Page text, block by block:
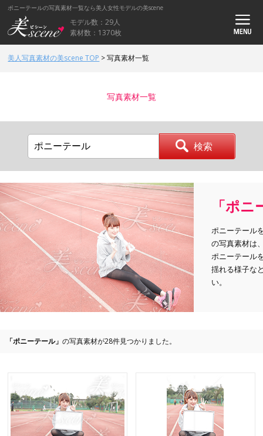
ポニーテールの写真素材一覧なら美人女性モデルの美scene
モデル数：29人
素材数：1370枚
美人写真素材の美scene TOP >写真素材一覧
写真素材一覧
「ポ
ポニーテール
の写真素材は
ポニーテール
揺れる様子な
い。
「ポニーテール」 の写真素材が28件見つかりました。